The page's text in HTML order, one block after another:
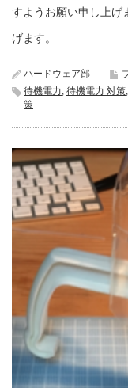
すようお願い申し上げ
げます。
ハードウェア部
待機電力, 待機電力 対策,
策